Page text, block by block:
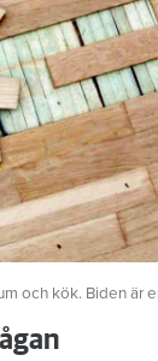
och kök. Biden är